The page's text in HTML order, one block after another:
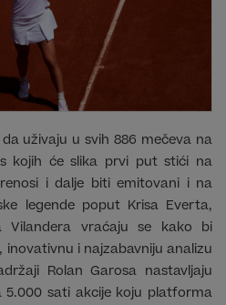
uživaju u svih 886 mečeva na
kojih će slika prvi put stići na
i dalje biti emitovani i na
legende poput Krisa Everta,
Vilandera vraćaju se kako bi
i najzabavniju analizu
Rolan Garosa nastavljaju
5.000 sati akcije koju platforma